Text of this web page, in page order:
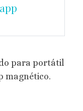
para portátil
magnético.